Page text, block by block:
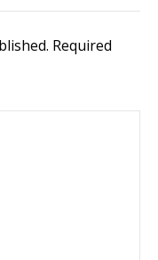
Required